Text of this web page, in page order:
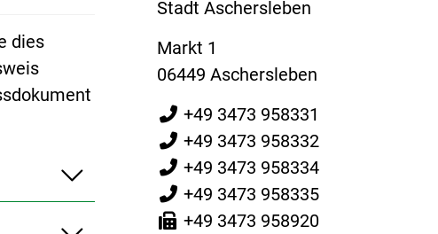
dies
Stadt Aschersleben
Markt 1
06449 Aschersleben
+49 3473 958331
+49 3473 958332
+49 3473 958334
+49 3473 958335
+49 3473 958920